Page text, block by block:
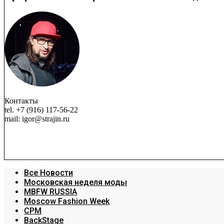
Контакты
tel. +7 (916) 117-56-22
mail: igor@strajin.ru
Все Новости
Московская неделя моды
MBFW RUSSIA
Moscow Fashion Week
CPM
BackStage